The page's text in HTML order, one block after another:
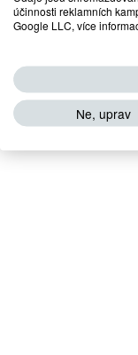
účinnosti reklamních
Google LLC, více
Ne, uprav